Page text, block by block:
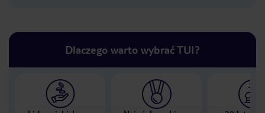
Dlaczego warto wybrać TUI?